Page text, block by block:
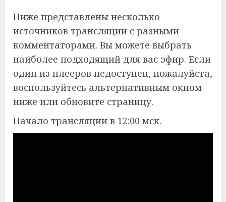
Ниже представлены несколько
источников трансляции с разными
комментаторами. Вы можете выбрать
наиболее подходящий для вас эфир. Если
один из плееров недоступен, пожалуйста,
воспользуйтесь альтернативным окном
ниже или обновите страницу.
Начало трансляции в 12:00 мск.